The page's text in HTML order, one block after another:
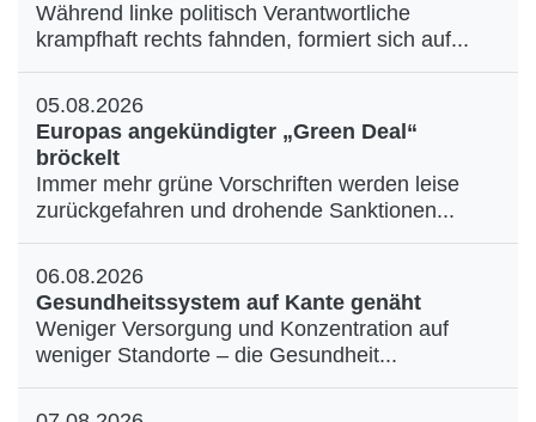
Während linke politisch Verantwortliche
krampfhaft rechts fahnden, formiert sich auf...
05.08.2026
Europas angekündigter „Green Deal“
bröckelt
Immer mehr grüne Vorschriften werden leise
zurückgefahren und drohende Sanktionen...
06.08.2026
Gesundheitssystem auf Kante genäht
Weniger Versorgung und Konzentration auf
weniger Standorte – die Gesundheit...